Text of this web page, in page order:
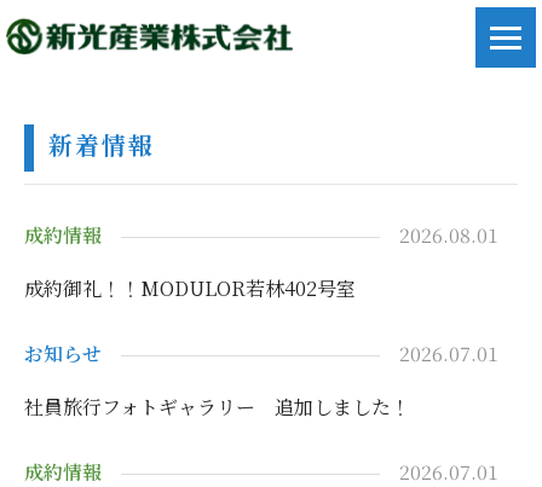
新着情報
成約情報
2026.08.01
成約御礼！！MODULOR若林402号室
お知らせ
2026.07.01
社員旅行フォトギャラリー 追加しました！
成約情報
2026.07.01